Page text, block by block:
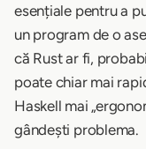
esențiale pentru a
un program de o
că Rust ar fi,
poate chiar mai
Haskell mai
gândești problema.